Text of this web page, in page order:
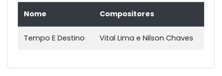
Nome Compositores
Tempo E Destino Vital Lima e Nilson Chaves